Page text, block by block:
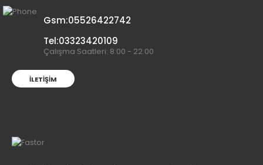
Gsm:05526422742
Tel:03323420109
Çalışma Saatleri: 8:00 - 22:00
İLETIŞIM